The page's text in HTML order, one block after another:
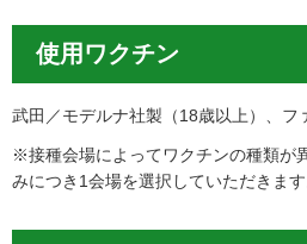
使用ワクチン
武田／モデルナ社製（18歳以上）、フ
※接種会場によってワクチンの種類が
みにつき1会場を選択していただきます